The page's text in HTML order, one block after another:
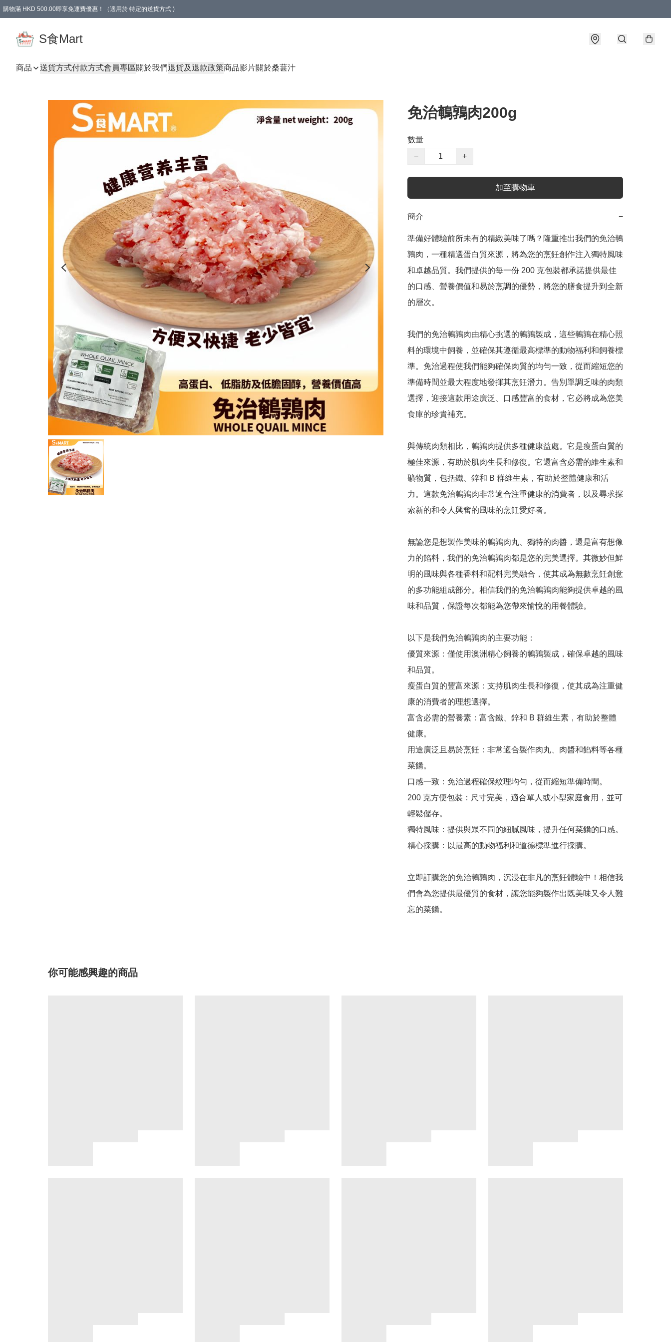
購物滿 HKD 500.00即享免運費優惠！（適用於 特定的送貨方式 )
S食Mart
商品 送貨方式付款方式會員專區關於我們退貨及退款政策商品影片關於桑葚汁
免治鵪鶉肉200g
數量
−
+
加至購物車
簡介 −
準備好體驗前所未有的精緻美味了嗎？隆重推出我們的免治鵪
鶉肉，一種精選蛋白質來源，將為您的烹飪創作注入獨特風味
和卓越品質。我們提供的每一份 200 克包裝都承諾提供最佳
的口感、營養價值和易於烹調的優勢，將您的膳食提升到全新
的層次。
我們的免治鵪鶉肉由精心挑選的鵪鶉製成，這些鵪鶉在精心照
料的環境中飼養，並確保其遵循最高標準的動物福利和飼養標
準。免治過程使我們能夠確保肉質的均勻一致，從而縮短您的
準備時間並最大程度地發揮其烹飪潛力。告別單調乏味的肉類
選擇，迎接這款用途廣泛、口感豐富的食材，它必將成為您美
食庫的珍貴補充。
與傳統肉類相比，鵪鶉肉提供多種健康益處。它是瘦蛋白質的
極佳來源，有助於肌肉生長和修復。它還富含必需的維生素和
礦物質，包括鐵、鋅和 B 群維生素，有助於整體健康和活
力。這款免治鵪鶉肉非常適合注重健康的消費者，以及尋求探
索新的和令人興奮的風味的烹飪愛好者。
無論您是想製作美味的鵪鶉肉丸、獨特的肉醬，還是富有想像
力的餡料，我們的免治鵪鶉肉都是您的完美選擇。其微妙但鮮
明的風味與各種香料和配料完美融合，使其成為無數烹飪創意
的多功能組成部分。相信我們的免治鵪鶉肉能夠提供卓越的風
味和品質，保證每次都能為您帶來愉悅的用餐體驗。
以下是我們免治鵪鶉肉的主要功能：
優質來源：僅使用澳洲精心飼養的鵪鶉製成，確保卓越的風味
和品質。
瘦蛋白質的豐富來源：支持肌肉生長和修復，使其成為注重健
康的消費者的理想選擇。
富含必需的營養素：富含鐵、鋅和 B 群維生素，有助於整體
健康。
用途廣泛且易於烹飪：非常適合製作肉丸、肉醬和餡料等各種
菜餚。
口感一致：免治過程確保紋理均勻，從而縮短準備時間。
200 克方便包裝：尺寸完美，適合單人或小型家庭食用，並可
輕鬆儲存。
獨特風味：提供與眾不同的細膩風味，提升任何菜餚的口感。
精心採購：以最高的動物福利和道德標準進行採購。
立即訂購您的免治鵪鶉肉，沉浸在非凡的烹飪體驗中！相信我
們會為您提供最優質的食材，讓您能夠製作出既美味又令人難
你可能感興趣的商品